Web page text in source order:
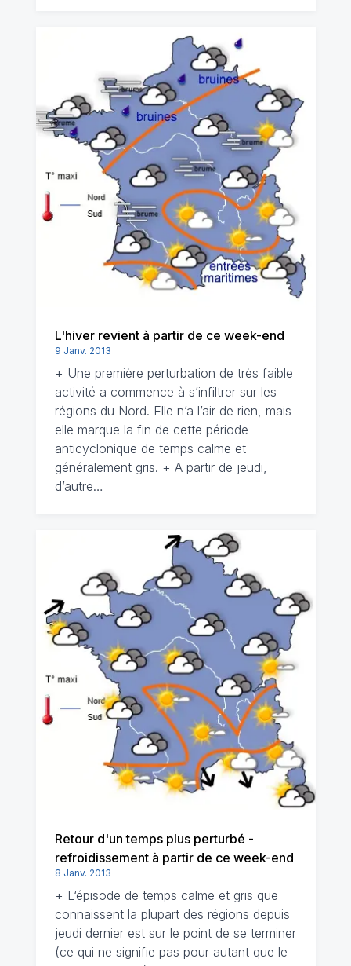
L'hiver revient à partir de ce week-end
9 Janv. 2013
+ Une première perturbation de très faible
activité a commence à s’infiltrer sur les
régions du Nord. Elle n’a l’air de rien, mais
elle marque la fin de cette période
anticyclonique de temps calme et
généralement gris. + A partir de jeudi,
d’autre…
Retour d'un temps plus perturbé -
refroidissement à partir de ce week-end
8 Janv. 2013
+ L‘épisode de temps calme et gris que
connaissent la plupart des régions depuis
jeudi dernier est sur le point de se terminer
(ce qui ne signifie pas pour autant que le